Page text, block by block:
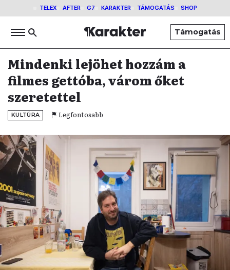
TELEX AFTER G7 KARAKTER TÁMOGATÁS SHOP
Támogatás
Mindenki lejöhet hozzám a
filmes gettóba, várom őket
szeretettel
KULTÚRA Legfontosabb